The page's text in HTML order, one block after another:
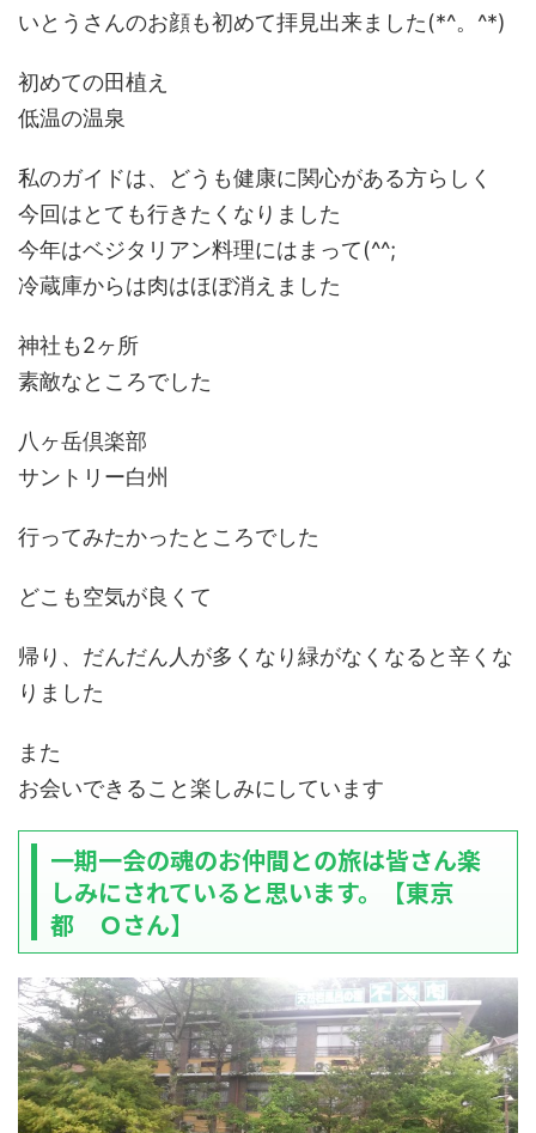
いとうさんのお顔も初めて拝見出来ました(*^。^*)
初めての田植え
低温の温泉
私のガイドは、どうも健康に関心がある方らしく
今回はとても行きたくなりました
今年はベジタリアン料理にはまって(^^;
冷蔵庫からは肉はほぼ消えました
神社も2ヶ所
素敵なところでした
八ヶ岳倶楽部
サントリー白州
行ってみたかったところでした
どこも空気が良くて
帰り、だんだん人が多くなり緑がなくなると辛くな
りました
また
お会いできること楽しみにしています
一期一会の魂のお仲間との旅は皆さん楽
しみにされていると思います。【東京
都 Ｏさん】